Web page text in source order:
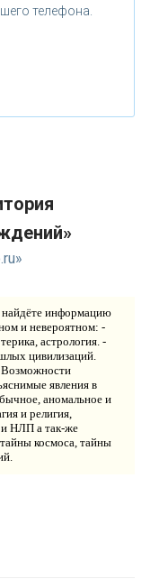
телефона.
информацию
и невероятном: -
астрология. -
цивилизаций.
явления в
аномальное и
и религия,
НЛП а так-же
космоса, тайны